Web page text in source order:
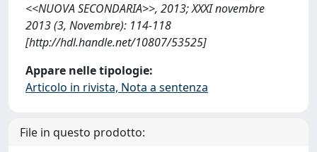
<<NUOVA SECONDARIA>>, 2013; XXXI novembre
2013 (3, Novembre): 114-118
[http://hdl.handle.net/10807/53525]
Appare nelle tipologie:
Articolo in rivista, Nota a sentenza
File in questo prodotto: